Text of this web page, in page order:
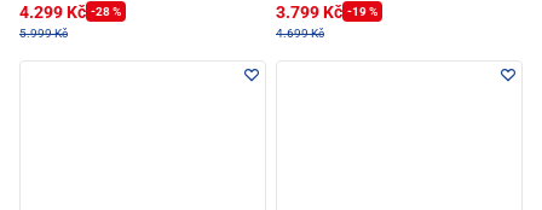
4.299 Kč -28 %
5.999 Kč
3.799 Kč -19 %
4.699 Kč